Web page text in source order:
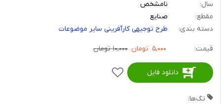
سال:
نامشخص
مقطع:
صنایع
دسته بندی:
طرح توجیهی کارآفرینی سایر موضوعات
قیمت: ۵,۰۰۰ تومان ۱۰,۰۰۰ تومان
دانلود فایل
تگ‌ها: